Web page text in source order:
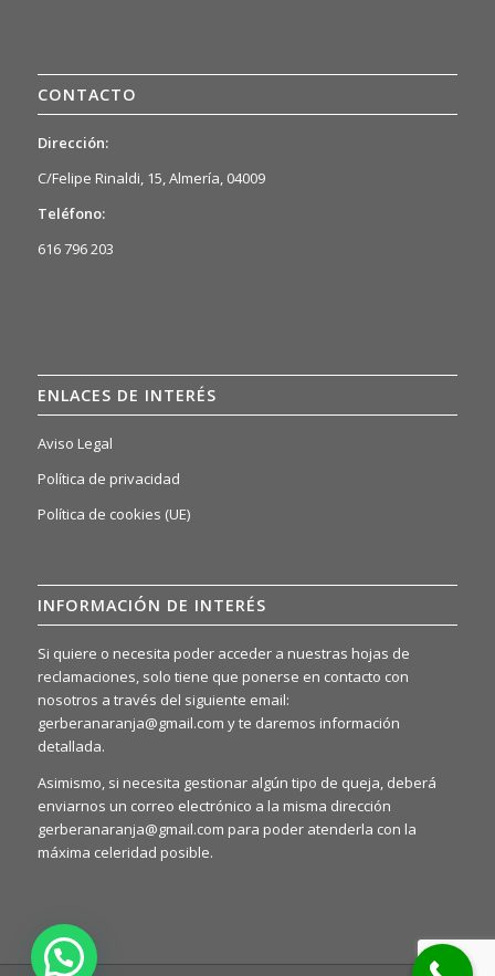
CONTACTO
Dirección:
C/Felipe Rinaldi, 15, Almería, 04009
Teléfono:
616 796 203
ENLACES DE INTERÉS
Aviso Legal
Política de privacidad
Política de cookies (UE)
INFORMACIÓN DE INTERÉS
Si quiere o necesita poder acceder a nuestras hojas de
reclamaciones, solo tiene que ponerse en contacto con
nosotros a través del siguiente email:
gerberanaranja@gmail.com y te daremos información
detallada.
Asimismo, si necesita gestionar algún tipo de queja, deberá
enviarnos un correo electrónico a la misma dirección
gerberanaranja@gmail.com para poder atenderla con la
máxima celeridad posible.